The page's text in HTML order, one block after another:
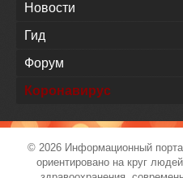
Новости
Гид
Форум
Коронавирус
© 2026 Информационный
ориентировано на круг